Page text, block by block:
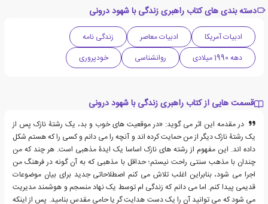
دسته بندی های کتاب راهبری زندگی با شهود درونی
ادبیات آمریکا ادبیات معاصر
زندگی نامه
دهه 1990 میلادی
روانشناسی خودپروری
قسمت هایی از کتاب راهبری زندگی با شهود درونی
در مقدمه این اثر می گوید: «در موقعیت های خوب و بد، یک رشتۀ نازک پس از
یک رشتۀ نازک دیگر از من حمایت کرده اند و آنچه را می دانم و کسی را که هستم شکل
داده اند. این مفهوم از رشته های نازک اساسا یک ایدۀ مذهبی است. هر چند که من
چندان با مذهب سنتی راحت نیستم؛ حداقل با مذهبی که به آن گونه در فرهنگ من
اجرا می شود، بنابراین اغلب تلاش می کنم اصطلاحاتی جدید برای بیان موضوعات
قدیمی پیدا کنم. اما می دانم که زندگی ام توسط یک نهاد منسجم و هوشمند مدیریت
می شود که می توانید آن را یک دست هدایت گر یا حامی مقدس بنامید. پس از اینکه